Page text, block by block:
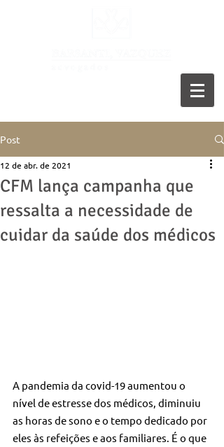
Post
CFM lança campanha que
ressalta a necessidade de
cuidar da saúde dos médicos
12 de abr. de 2021
A pandemia da covid-19 aumentou o
nível de estresse dos médicos, diminuiu
as horas de sono e o tempo dedicado por
eles às refeições e aos familiares. É o que